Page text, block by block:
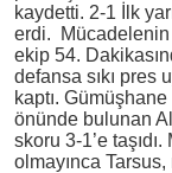
kaydetti. 2-1 İlk
erdi. Mücadelenin
ekip 54.
defansa sıkı pres
kaptı.
önünde bulunan
skoru 3-1’e
olmayınca Tarsus,